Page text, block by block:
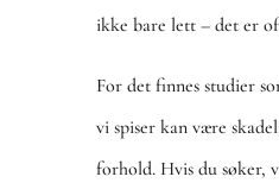
ikke bare lett – det er
For det finnes studier
vi spiser kan være
forhold. Hvis du søker,